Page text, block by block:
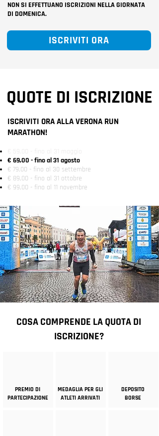
NON SI EFFETTUANO ISCRIZIONI NELLA GIORNATA
DI DOMENICA.
ISCRIVITI ORA
QUOTE DI ISCRIZIONE
ISCRIVITI ORA ALLA VERONA RUN
MARATHON!
€ 69,00 - fino al 31 agosto
€ 79,00 - fino al 30 settembre
€ 89,00 - fino al 31 ottobre
€ 99,00 - fino al 11 novembre
COSA COMPRENDE LA QUOTA DI
ISCRIZIONE?
PREMIO DI
PARTECIPAZIONE
MEDAGLIA PER GLI
ATLETI ARRIVATI
DEPOSITO
BORSE